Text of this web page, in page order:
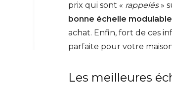
prix qui sont « rappelés»
bonne échelle modulable
achat. Enfin, fort de ces
parfaite pour votre
Les meilleures